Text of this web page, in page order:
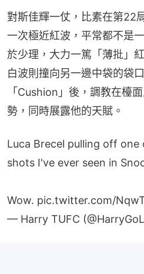
對斯佳輝一仗，比素在第22
一次極近紅波，平常都不是
於少理，大力一篤「薄批」
白波則撞向另一邊中袋的袋
「Cushion」後，調教在檯
勢，同時展露他的天賦。
Luca Brecel pulling off
shots I've ever seen in
Wow. pic.twitter.com/
— Harry TUFC